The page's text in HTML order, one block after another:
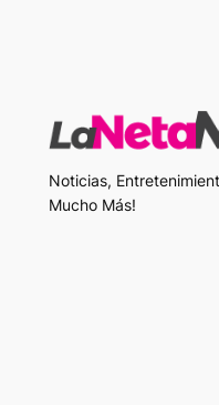
Noticias,
Mucho Más!